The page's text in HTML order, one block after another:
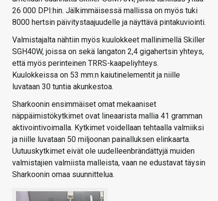
26 000 DPI:hin. Jälkimmäisessä mallissa on myös tuki
8000 hertsin päivitystaajuudelle ja näyttävä pintakuviointi.
Valmistajalta nähtiin myös kuulokkeet mallinimellä Skiller
SGH40W, joissa on sekä langaton 2,4 gigahertsin yhteys,
että myös perinteinen TRRS-kaapeliyhteys.
Kuulokkeissa on 53 mm:n kaiutinelementit ja niille
luvataan 30 tuntia akunkestoa.
Sharkoonin ensimmäiset omat mekaaniset
näppäimistökytkimet ovat lineaarista mallia 41 gramman
aktivointivoimalla. Kytkimet voidellaan tehtaalla valmiiksi
ja niille luvataan 50 miljoonan painalluksen elinkaarta.
Uutuuskytkimet eivät ole uudelleenbrändättyjä muiden
valmistajien valmiista malleista, vaan ne edustavat täysin
Sharkoonin omaa suunnittelua.